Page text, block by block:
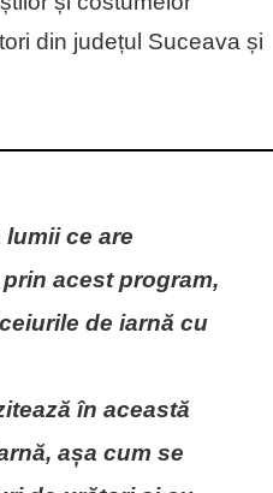
din județul Suceava și
ce are
acest program,
de iarnă cu
în această
așa cum se